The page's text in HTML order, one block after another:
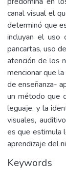
canal visual el
determinó que
incluyan el uso
pancartas, uso
atención de los
mencionar que
de enseñanza-
un método que
leguaje, y la
visuales,
es que estimula
aprendizaje del
Keywords